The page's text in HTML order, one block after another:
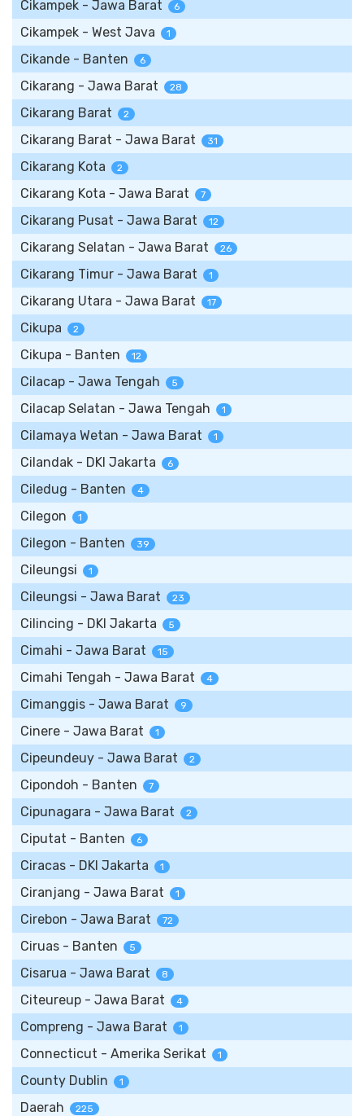
Cikampek - Jawa Barat 6
Cikampek - West Java 1
Cikande - Banten 6
Cikarang - Jawa Barat 28
Cikarang Barat 2
Cikarang Barat - Jawa Barat 31
Cikarang Kota 2
Cikarang Kota - Jawa Barat 7
Cikarang Pusat - Jawa Barat 12
Cikarang Selatan - Jawa Barat 26
Cikarang Timur - Jawa Barat 1
Cikarang Utara - Jawa Barat 17
Cikupa 2
Cikupa - Banten 12
Cilacap - Jawa Tengah 5
Cilacap Selatan - Jawa Tengah 1
Cilamaya Wetan - Jawa Barat 1
Cilandak - DKI Jakarta 6
Ciledug - Banten 4
Cilegon 1
Cilegon - Banten 39
Cileungsi 1
Cileungsi - Jawa Barat 23
Cilincing - DKI Jakarta 5
Cimahi - Jawa Barat 15
Cimahi Tengah - Jawa Barat 4
Cimanggis - Jawa Barat 9
Cinere - Jawa Barat 1
Cipeundeuy - Jawa Barat 2
Cipondoh - Banten 7
Cipunagara - Jawa Barat 2
Ciputat - Banten 6
Ciracas - DKI Jakarta 1
Ciranjang - Jawa Barat 1
Cirebon - Jawa Barat 72
Ciruas - Banten 5
Cisarua - Jawa Barat 8
Citeureup - Jawa Barat 4
Compreng - Jawa Barat 1
Connecticut - Amerika Serikat 1
County Dublin 1
Daerah 225